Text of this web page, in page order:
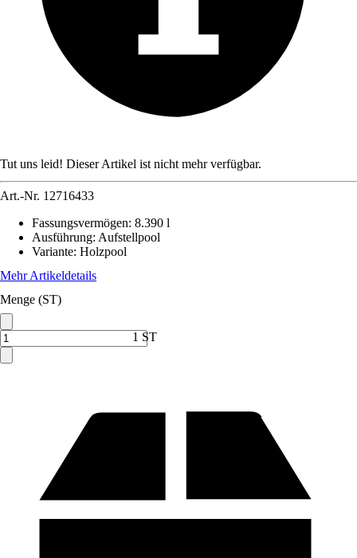
Tut uns leid! Dieser Artikel ist nicht mehr verfügbar.
Art.-Nr. 12716433
Fassungsvermögen: 8.390 l
Ausführung: Aufstellpool
Variante: Holzpool
Mehr Artikeldetails
Menge (ST)
1 ST